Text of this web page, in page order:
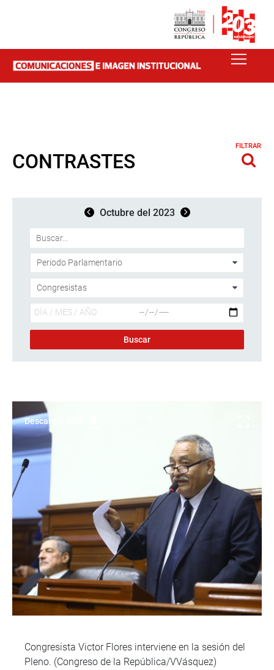
CONTRASTES
FILTRAR
Octubre del 2023
Descargar foto
Congresista Victor Flores interviene en la sesión del
Pleno. (Congreso de la República/VVásquez)